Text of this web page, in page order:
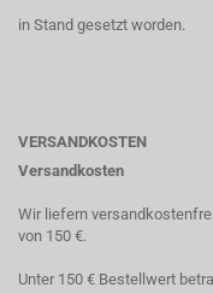
in Stand gesetzt worden.
VERSANDKOSTEN
Versandkosten
Wir liefern
von 150 €.
Unter 150 € Bestellwert